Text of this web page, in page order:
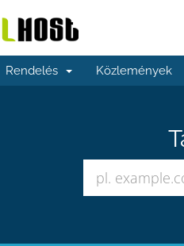
Rendelés Közlemények